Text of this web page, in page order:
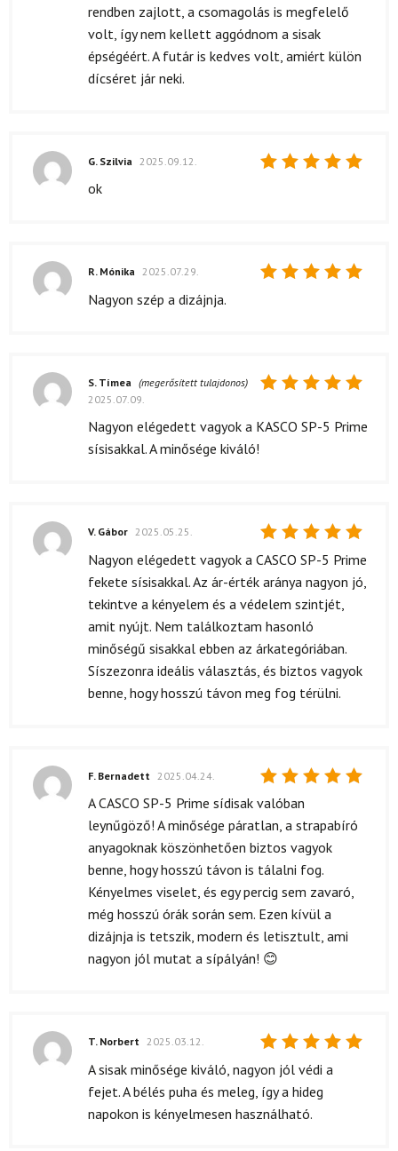
rendben zajlott, a csomagolás is megfelelő
volt, így nem kellett aggódnom a sisak
épségéért. A futár is kedves volt, amiért külön
dícséret jár neki.
G. Szilvia 2025.09.12.
ok
R. Mónika 2025.07.29.
Nagyon szép a dizájnja.
5/ 5
S. Tímea (megerősített tulajdonos)
2025.07.09.
Nagyon elégedett vagyok a KASCO SP-5 Prime
sísisakkal. A minősége kiváló!
Értékelés:
V. Gábor 2025.05.25.
Nagyon elégedett vagyok a CASCO SP-5 Prime
fekete sísisakkal. Az ár-érték aránya nagyon jó,
tekintve a kényelem és a védelem szintjét,
amit nyújt. Nem találkoztam hasonló
minőségű sisakkal ebben az árkategóriában.
Síszezonra ideális választás, és biztos vagyok
benne, hogy hosszú távon meg fog térülni.
Értékelés:
F. Bernadett 2025.04.24.
A CASCO SP-5 Prime sídisak valóban
leynűgöző! A minősége páratlan, a strapabíró
anyagoknak köszönhetően biztos vagyok
benne, hogy hosszú távon is tálalni fog.
Kényelmes viselet, és egy percig sem zavaró,
még hosszú órák során sem. Ezen kívül a
dizájnja is tetszik, modern és letisztult, ami
nagyon jól mutat a sípályán! 😊
Értékelés:
/ 5
T. Norbert 2025.03.12.
A sisak minősége kiváló, nagyon jól védi a
fejet. A bélés puha és meleg, így a hideg
napokon is kényelmesen használható.